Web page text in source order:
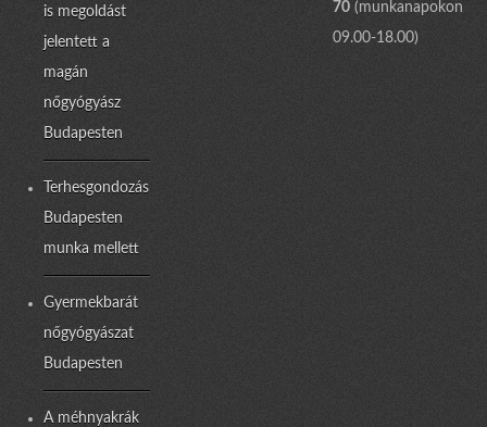
is megoldást
jelentett a
magán
nőgyógyász
Budapesten
Terhesgondozás
Budapesten
munka mellett
Gyermekbarát
nőgyógyászat
Budapesten
A méhnyakrák
70(munkanapokon
09.00-18.00)